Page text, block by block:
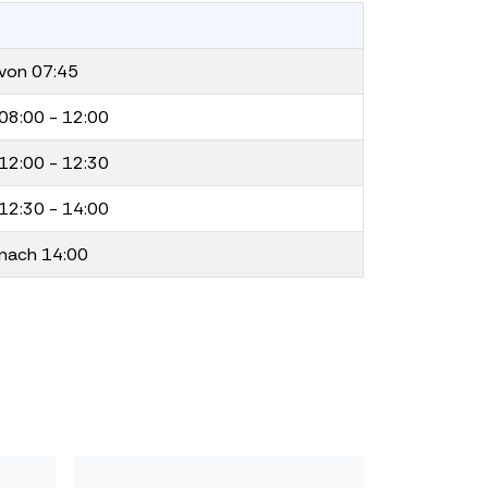
07:45
- 12:00
- 12:30
- 14:00
14:00